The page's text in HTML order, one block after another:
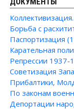
Борьба с
Паспортизация
Карательная
Репрессии 1937-
Советизация
Прибалтики,
По законам
Депортации